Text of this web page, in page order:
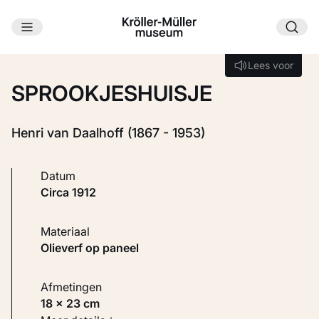
Ga naar hoofdinhoud
Lees voor
Lees voor
SPROOKJESHUISJE
Henri van Daalhoff (1867 - 1953)
Datum
circa 1912
Materiaal
Olieverf op paneel
Afmetingen
18 × 23 cm